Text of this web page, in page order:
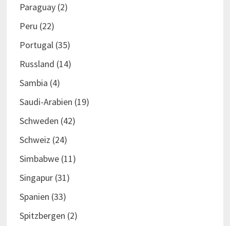
Paraguay(2)
Peru (22)
Portugal(35)
Russland (14)
Sambia (4)
Saudi-Arabien (19)
Schweden (42)
Schweiz (24)
Simbabwe(11)
Singapur(31)
Spanien (33)
Spitzbergen (2)